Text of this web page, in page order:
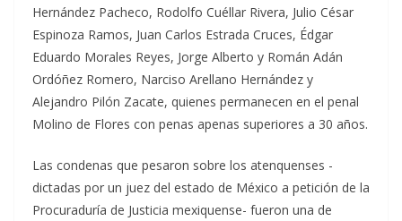
Hernández Pacheco, Rodolfo Cuéllar Rivera, Julio César
Espinoza Ramos, Juan Carlos Estrada Cruces, Édgar
Eduardo Morales Reyes, Jorge Alberto y Román Adán
Ordóñez Romero, Narciso Arellano Hernández y
Alejandro Pilón Zacate, quienes permanecen en el penal
Molino de Flores con penas apenas superiores a 30 años.
Las condenas que pesaron sobre los atenquenses -
dictadas por un juez del estado de México a petición de la
Procuraduría de Justicia mexiquense- fueron una de